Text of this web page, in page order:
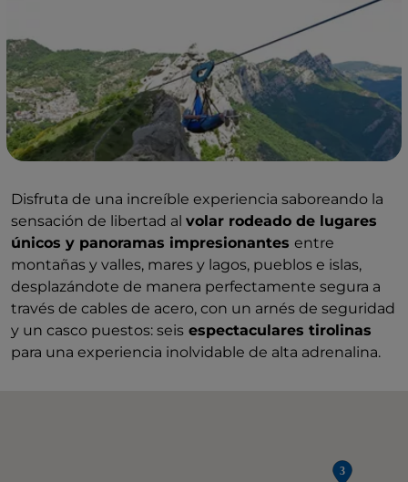
Disfruta de una increíble experiencia saboreando la
sensación de libertad al volar rodeado de lugares
únicos y panoramas impresionantes entre
montañas y valles, mares y lagos, pueblos e islas,
desplazándote de manera perfectamente segura a
través de cables de acero, con un arnés de seguridad
y un casco puestos: seis espectaculares tirolinas
para una experiencia inolvidable de alta adrenalina.